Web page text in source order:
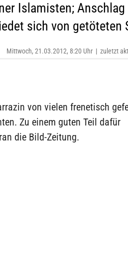
Islamisten;
sich von getöteten
Mittwoch, 21.03.2012, 8:20 Uhr | zuletzt
von vielen frenetisch
Zu einem guten Teil dafür
die Bild-Zeitung.